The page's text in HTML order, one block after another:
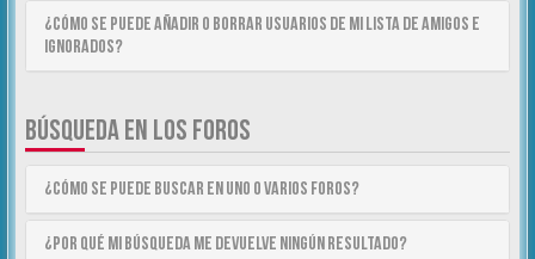
¿Cómo se puede añadir o borrar usuarios de mi lista de Amigos e
Ignorados?
BÚSQUEDA EN LOS FOROS
¿Cómo se puede buscar en uno o varios foros?
¿Por qué mi búsqueda me devuelve ningún resultado?